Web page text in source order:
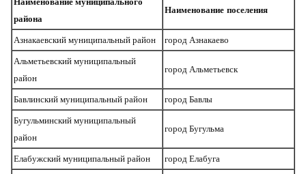
района
Наименование поселения
Азнакаевский муниципальный район город Азнакаево
Альметьевский муниципальный
район
город Альметьевск
Бавлинский муниципальный район город Бавлы
Бугульминский муниципальный
район
город Бугульма
Елабужский муниципальный район город Елабуга